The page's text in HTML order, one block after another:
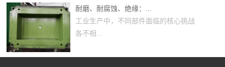
耐磨、耐腐蚀、绝缘：...
工业生产中，不同部件面临的核心挑战
各不相...